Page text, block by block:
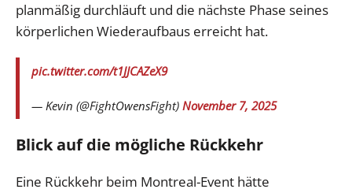
planmäßig durchläuft und die nächste Phase seines
körperlichen Wiederaufbaus erreicht hat.
pic.twitter.com/t1JJCAZeX9
— Kevin (@FightOwensFight) November 7, 2025
Blick auf die mögliche Rückkehr
Eine Rückkehr beim Montreal-Event hätte